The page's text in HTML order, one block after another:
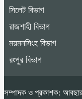
সিলেট বিভাগ
রাজশাহী বিভাগ
ময়মনসিংহ বিভাগ
রংপুর বিভাগ
সম্পাদক ও প্রকাশক: আবছার